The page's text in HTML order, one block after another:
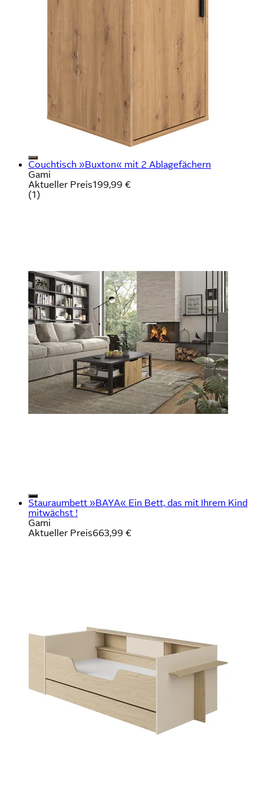
Couchtisch »Buxton« mit 2 Ablagefächern
Gami
Aktueller Preis199,99 €
(1)
Stauraumbett »BAYA« Ein Bett, das mit Ihrem Kind
mitwächst !
Gami
Aktueller Preis663,99 €